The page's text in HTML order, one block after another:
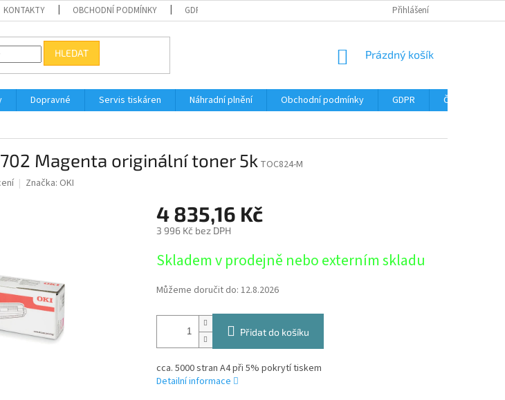
KONTAKTY OBCHODNÍ PODMÍNKY GDPR SERVIS TISKÁREN
Přihlášení
HLEDAT
NÁKUPNÍ
Prázdný košík
Dopravné Servis tiskáren Náhradní plnění Obchodní podmínky GDPR
Časté dotazy
Magenta originální toner 5k TOC824-M
Značka: OKI
4 835,16 Kč
3 996 Kč bez DPH
cena:
Skladem v prodejně nebo externím skladu
Můžeme doručit do: 12.8.2026
Přidat do košíku
cca. 5000 stran A4 při 5% pokrytí tiskem
Detailní informace